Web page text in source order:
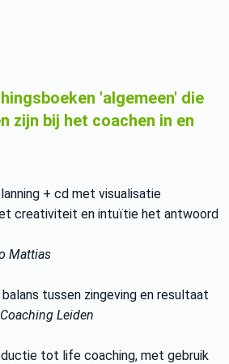
'algemeen' die
zijn bij het coachen in en
+ cd met visualisatie
creativiteit en intuïtie het antwoord
Mattias
tussen zingeving en resultaat
Leiden
tot life coaching, met gebruik